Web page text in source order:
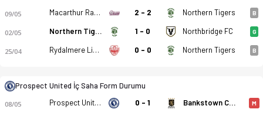
09/05 Macarthur Rams 2 - 2 Northern Tigers B
02/05 Northern Tigers 1 - 0 Northbridge FC G
25/04 Rydalmere Lions FC 0 - 0 Northern Tigers B
Prospect United İç Saha Form Durumu
08/05 Prospect United 0 - 1 Bankstown City FK M